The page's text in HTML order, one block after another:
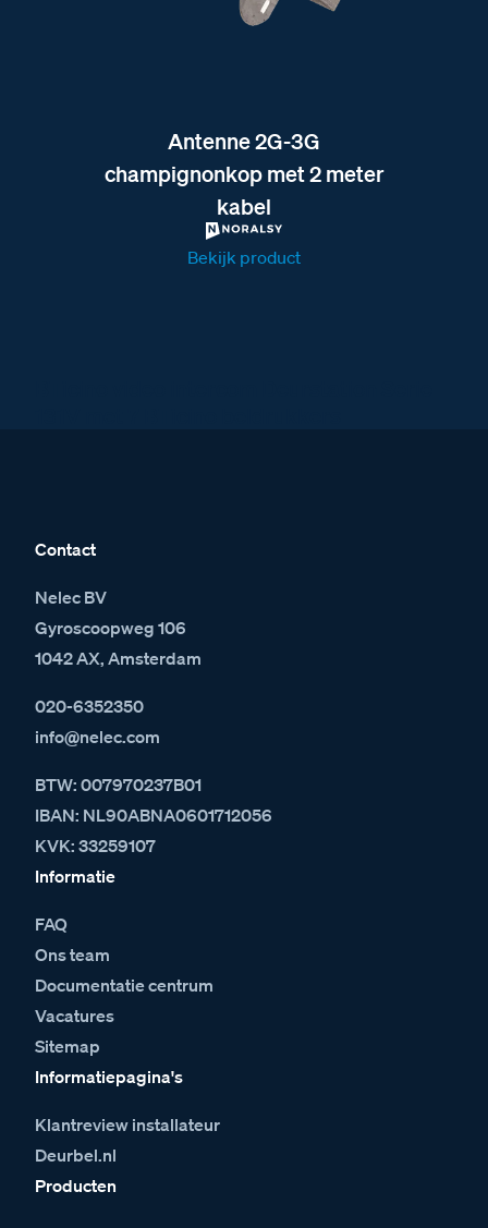
Antenne 2G-3G
champignonkop met 2 meter
kabel
Bekijk product
Contact
Nelec BV
Gyroscoopweg 106
1042 AX, Amsterdam
020-6352350
info@nelec.com
BTW: 007970237B01
IBAN: NL90ABNA0601712056
KVK: 33259107
Informatie
FAQ
Ons team
Documentatie centrum
Vacatures
Sitemap
Informatiepagina's
Klantreview installateur
Deurbel.nl
Producten